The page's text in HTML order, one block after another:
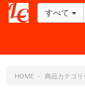
ー
ラ
すべて
HOME 商品カテゴリ